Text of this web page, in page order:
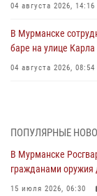
04 августа 2026, 14:16
В Мурманске
баре на улице
04 августа 2026, 08:54
03 августа 2026, 12:23
Сотрудники
хулиганские
города Кандалакши
ПОПУЛЯРНЫЕ
В Мурманске
гражданами оружия
15 июля 2026, 06:30